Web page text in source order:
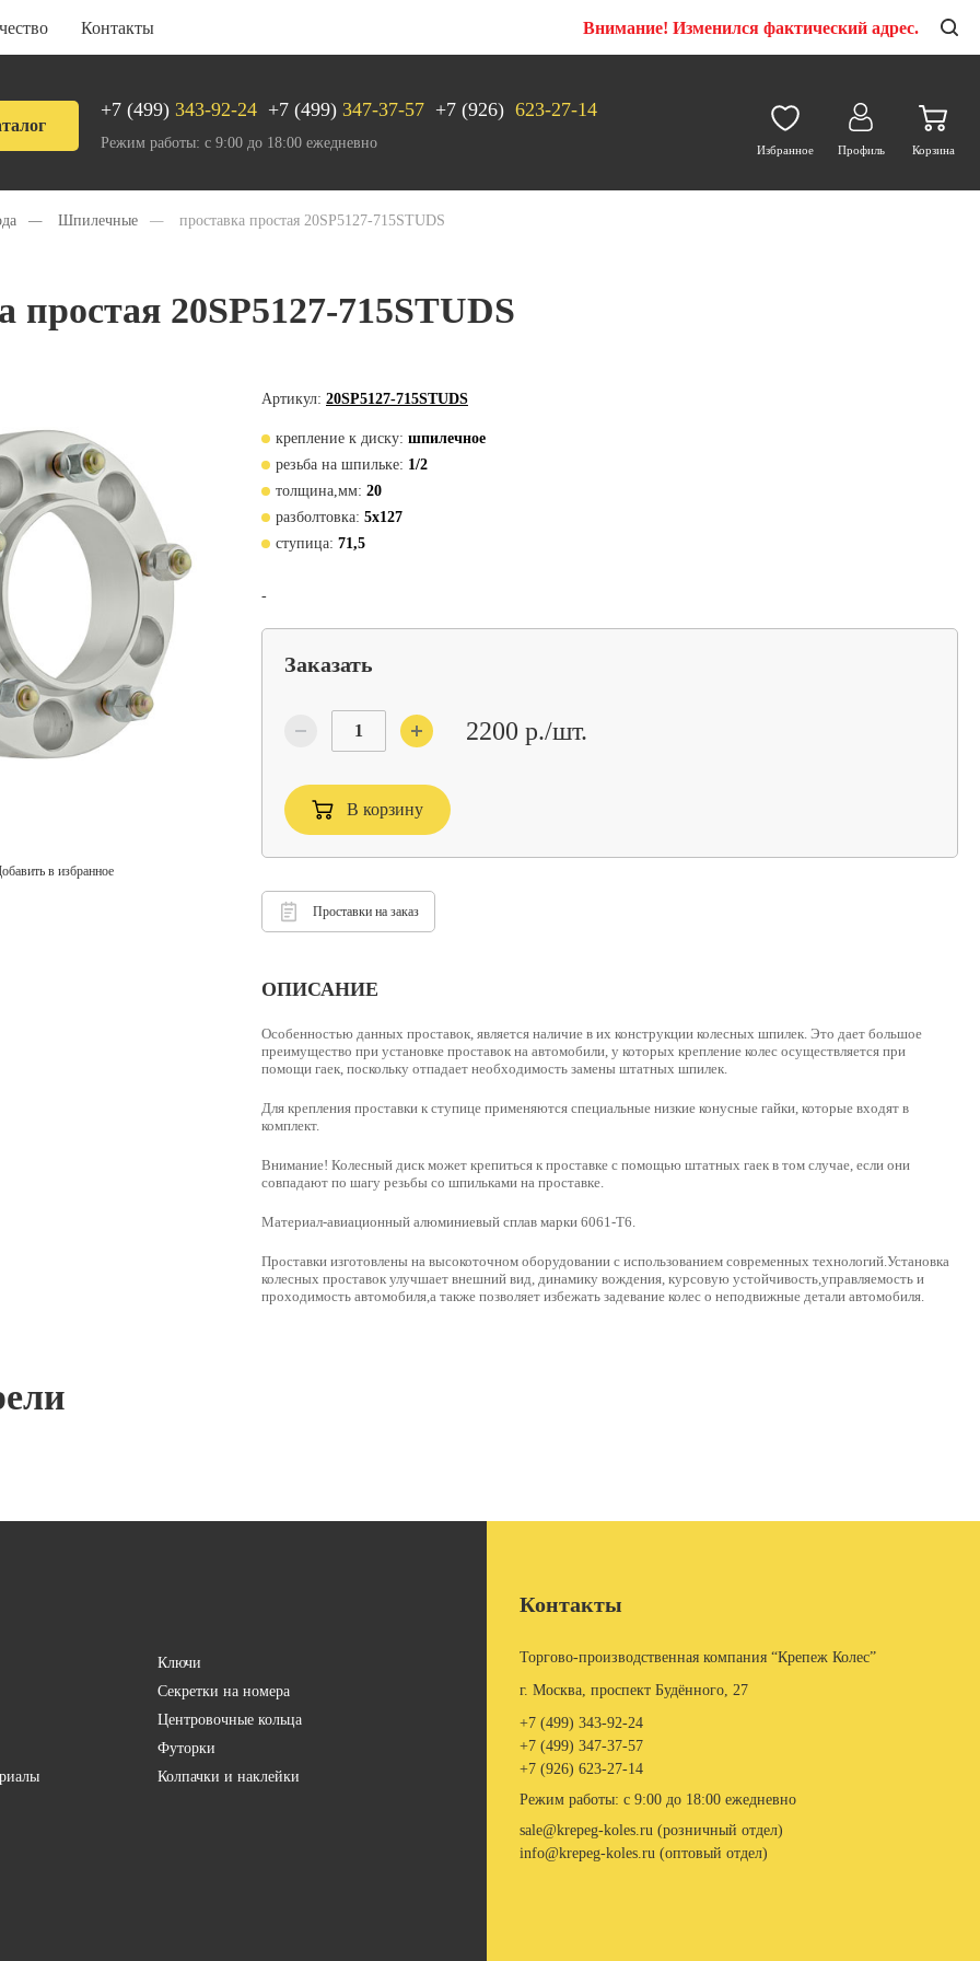
Контакты Внимание! Изменился фактический адрес.
+7 (499) 343-92-24 +7 (499) 347-37-57 +7 (926) 623-27-14
Режим работы: с 9:00 до 18:00 ежедневно Избранное Профиль Корзина
— Шпилечные — проставка простая 20SP5127-715STUDS
простая 20SP5127-715STUDS
в избранное
Артикул: 20SP5127-715STUDS
крепление к диску: шпилечное
резьба на шпильке: 1/2
толщина,мм: 20
разболтовка: 5х127
ступица: 71,5
-
Заказать
2200 р./шт.
В корзину
Проставки на заказ
ОПИСАНИЕ
Особенностью данных проставок, является наличие в их конструкции колесных шпилек. Это дает большое
преимущество при установке проставок на автомобили, у которых крепление колес осуществляется при
помощи гаек, поскольку отпадает необходимость замены штатных шпилек.
Для крепления проставки к ступице применяются специальные низкие конусные гайки, которые входят в
комплект.
Внимание! Колесный диск может крепиться к проставке с помощью штатных гаек в том случае, если они
совпадают по шагу резьбы со шпильками на проставке.
Материал-авиационный алюминиевый сплав марки 6061-Т6.
Проставки изготовлены на высокоточном оборудовании с использованием современных технологий.Установка
колесных проставок улучшает внешний вид, динамику вождения, курсовую устойчивость,управляемость и
проходимость автомобиля,а также позволяет избежать задевание колес о неподвижные детали автомобиля.
Ключи
Секретки на номера
Центровочные кольца
Футорки
Колпачки и наклейки
Контакты
Торгово-производственная компания “Крепеж Колес”
г. Москва, проспект Будённого, 27
+7 (499) 343-92-24
+7 (499) 347-37-57
+7 (926) 623-27-14
Режим работы: с 9:00 до 18:00 ежедневно
sale@krepeg-koles.ru (розничный отдел)
info@krepeg-koles.ru (оптовый отдел)